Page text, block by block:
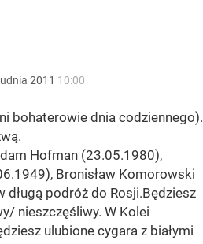
2011 10:00
bohaterowie dnia codziennego).
Hofman (23.05.1980),
Bronisław Komorowski
długą podróż do Rosji.Będziesz
nieszczęśliwy. W Kolei
ulubione cygara z białymi